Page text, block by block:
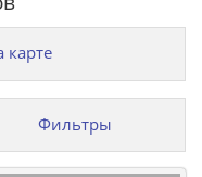
карте
Фильтры